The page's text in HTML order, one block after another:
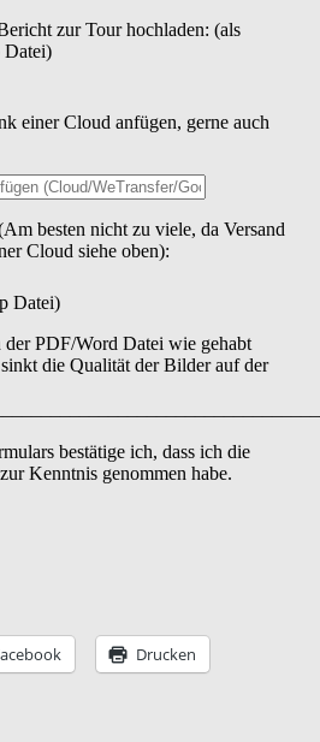
zur Tour hochladen: (als
Datei)
einer Cloud anfügen, gerne auch
besten nicht zu viele, da Versand
Cloud siehe oben):
Datei)
PDF/Word Datei wie gehabt
die Qualität der Bilder auf der
bestätige ich, dass ich die
Kenntnis genommen habe.
Drucken